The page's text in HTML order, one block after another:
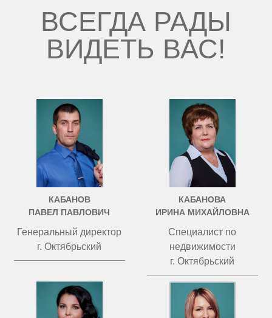
ВСЕГДА РАДЫ
ВИДЕТЬ ВАС!
КАБАНОВ
ПАВЕЛ ПАВЛОВИЧ
Генеральный директор
г. Октябрьский
КАБАНОВА
ИРИНА МИХАЙЛОВНА
Специалист по
недвижимости
г. Октябрьский